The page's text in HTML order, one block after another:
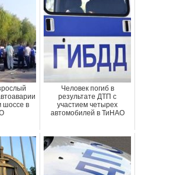
шоссе в
Человек погиб в
результате ДТП с
участием четырех
автомобилей в ТиНАО